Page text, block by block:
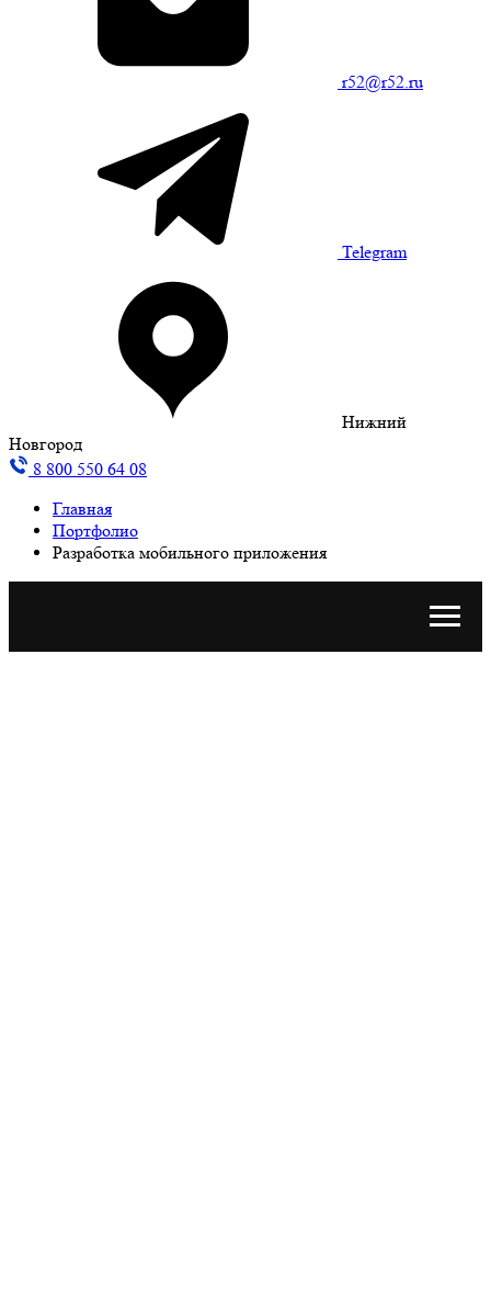
r52@r52.ru
Telegram
Нижний
Новгород
8 800 550 64 08
Главная
Портфолио
Разработка мобильного приложения